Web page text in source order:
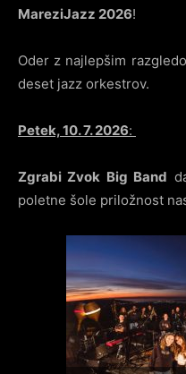
MareziJazz 2026!
Oder z najlepšim
deset jazz orkestrov.
Petek, 10. 7. 2026:
Zgrabi Zvok Big Band
poletne šole priložnost